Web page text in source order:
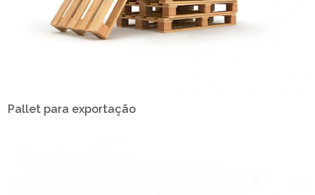
Pallet para exportação